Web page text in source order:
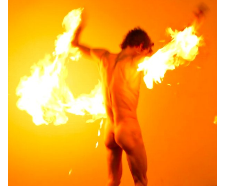
cycles visuels exploitent les processus mémoriels, déclenchant
des réponses émotionnelles—telles que la peur, l’envie ou le désir
—qui renforcent certains schémas comportementaux. Les
entreprises utilisent ces images photographiques pour cibler les
insécurités, activant des instincts primaires afin de stimuler la
consommation et l’engagement. Avant l'atelier, les élèves ont été
invités à réfléchir à leurs chambres d'écho personnelles -
rencontrées sur leurs fils d'actualité des médias sociaux. Il leur a
été demandé de réfléchir aux points suivants: • Quelles
tendances ou niches vous ont été suggérées? • Quelles
émotions ont joué un rôle dans ces tendances? • Quelles
réponses émotionnelles ces contenus ont-ils déclenchées chez
vous? En analysant ces schémas, les étudiants ont acquis une
compréhension de la manière dont les images photographiques
et les algorithmes influencent la mémoire, les émotions et les
comportements. Cette prise de conscience critique a servi de
base pour explorer les implications sociétales plus larges des